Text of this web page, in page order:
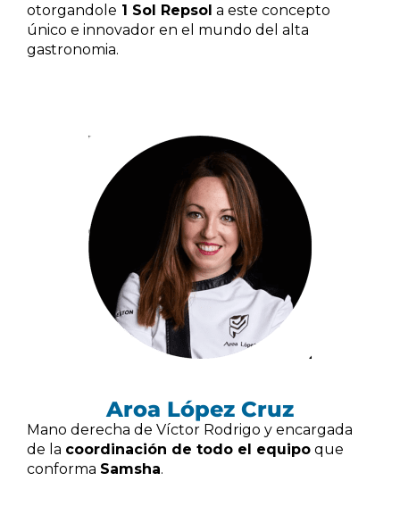
otorgandole 1 Sol Repsol a este concepto
único e innovador en el mundo del alta
gastronomia.
Aroa López Cruz
Mano derecha de Víctor Rodrigo y encargada
de la coordinación de todo el equipo que
conforma Samsha.